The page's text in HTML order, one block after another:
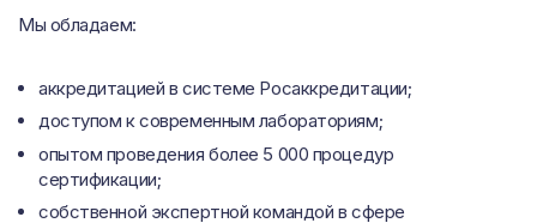
Мы обладаем:
аккредитацией в системе Росаккредитации;
доступом к современным лабораториям;
опытом проведения более 5 000 процедур
сертификации;
собственной экспертной командой в сфере